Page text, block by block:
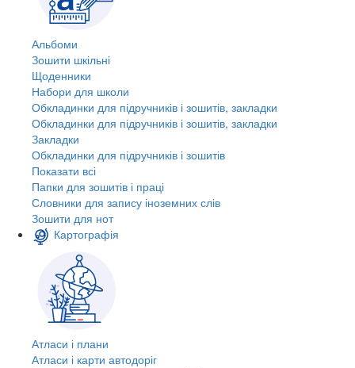
Альбоми
Зошити шкільні
Щоденники
Набори для школи
Обкладинки для підручників і зошитів, закладки
Обкладинки для підручників і зошитів, закладки
Закладки
Обкладинки для підручників і зошитів
Показати всі
Папки для зошитів і праці
Словники для запису іноземних слів
Зошити для нот
Картографія
Атласи і плани
Атласи і карти автодоріг